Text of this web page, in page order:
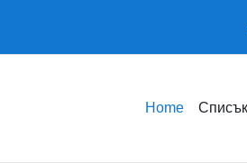
Home